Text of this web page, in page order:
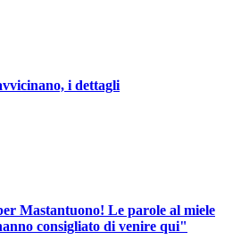
i dettagli
Mastantuono! Le parole al miele
consigliato di venire qui"